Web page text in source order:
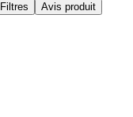
Filtres Avis produit